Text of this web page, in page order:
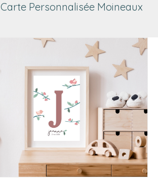
Carte Personnalisée Moineaux